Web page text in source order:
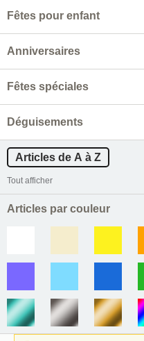
Fêtes pour enfant
Anniversaires
Fêtes spéciales
Déguisements
Articles de A à Z
Tout afficher
Articles par couleur